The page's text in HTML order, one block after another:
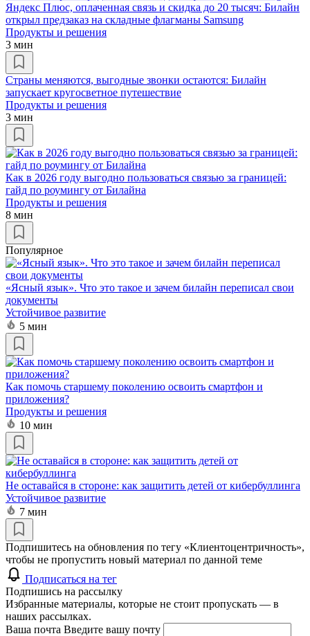
Яндекс Плюс, оплаченная связь и скидка до 20 тысяч: Билайн
открыл предзаказ на складные флагманы Samsung
Продукты и решения
3 мин
Страны меняются, выгодные звонки остаются: Билайн
запускает кругосветное путешествие
Продукты и решения
3 мин
Как в 2026 году выгодно пользоваться связью за границей:
гайд по роумингу от Билайна
Продукты и решения
8 мин
Популярное
«Ясный язык». Что это такое и зачем билайн переписал свои
документы
Устойчивое развитие
5 мин
Как помочь старшему поколению освоить смартфон и
приложения?
Продукты и решения
10 мин
Не оставайся в стороне: как защитить детей от кибербуллинга
Устойчивое развитие
7 мин
Подпишитесь на обновления по тегу «Клиентоцентричность»,
чтобы не пропустить новый материал по данной теме
Подписаться на тег
Подпишись на рассылку
Избранные материалы, которые не стоит пропускать — в
наших рассылках.
Ваша почта Введите вашу почту